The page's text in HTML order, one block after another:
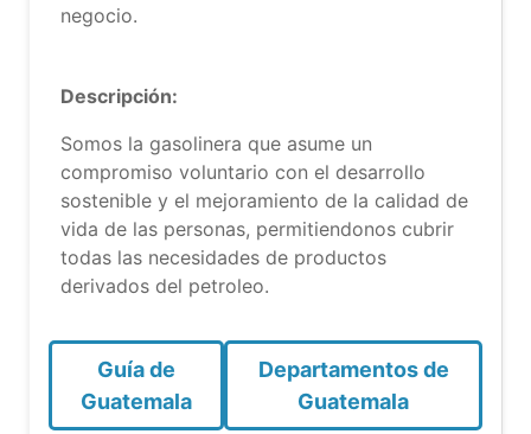
negocio.
Descripción:
Somos la gasolinera que asume un
compromiso voluntario con el desarrollo
sostenible y el mejoramiento de la calidad de
vida de las personas, permitiendonos cubrir
todas las necesidades de productos
derivados del petroleo.
Guía de
Guatemala
Departamentos de
Guatemala